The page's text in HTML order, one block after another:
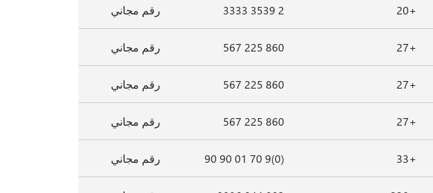
+20
2 3539 3333 رقم مجاني
+27
860 225 567 رقم مجاني
+27
860 225 567 رقم مجاني
+27
860 225 567 رقم مجاني
+33
(0)9 70 01 90 90 رقم مجاني